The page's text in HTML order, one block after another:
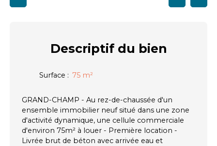
Descriptifdu bien
Surface : 75 m²
GRAND-CHAMP - Au rez-de-chaussée d'un
ensemble immobilier neuf situé dans une zone
d'activité dynamique, une cellule commerciale
d'environ 75m² à louer - Première location -
Livrée brut de béton avec arrivée eau et